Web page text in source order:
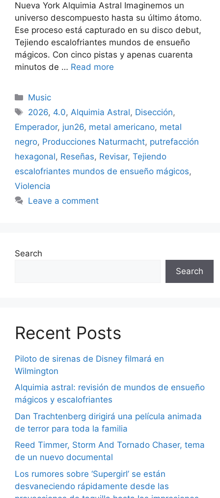
Nueva York Alquimia Astral Imaginemos un
universo descompuesto hasta su último átomo.
Ese proceso está capturado en su disco debut,
Tejiendo escalofriantes mundos de ensueño
mágicos. Con cinco pistas y apenas cuarenta
minutos de … Read more
Categories
Music
Tags
2026, 4.0, Alquimia Astral, Disección,
Emperador, jun26, metal americano, metal
negro, Producciones Naturmacht, putrefacción
hexagonal, Reseñas, Revisar, Tejiendo
escalofriantes mundos de ensueño mágicos,
Violencia
Leave a comment
Search
Search
Recent Posts
Piloto de sirenas de Disney filmará en
Wilmington
Alquimia astral: revisión de mundos de ensueño
mágicos y escalofriantes
Dan Trachtenberg dirigirá una película animada
de terror para toda la familia
Reed Timmer, Storm And Tornado Chaser, tema
de un nuevo documental
Los rumores sobre ‘Supergirl’ se están
desvaneciendo rápidamente desde las